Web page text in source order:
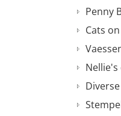
Penny
Cats
Nellie's
Diverse